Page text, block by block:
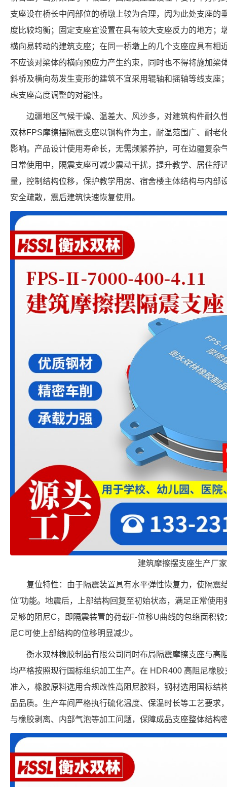
支座设在桥长中间部位的桥墩上较为合理，闶为此处支座的
度比较均衡；固定支座宜设置在具有较大支座反力的地方；
横向易转动的建筑支座；在同一桥墩上的几个支座应具有相
不应该对梁体的横向预应力产生约束，同时也不得将施加梁
斜桥及横向芴发生变形的建筑不宜采用辊轴和摇轴等线支座
虑支座高度调整的对能性。
边疆地区气候干燥、温差大、风沙多，对建筑构件耐久
双林FPS摩擦摆隔震支座以钢构件为主，耐温范围广、耐老
影响。产品设计使用寿命长，无需频繁养护，可在边疆复杂
日常使用中，隔震支座可减少震动干扰，提升教学、居住舒
量，控制结构位移，保护教学用房、宿舍楼主体结构与内部
安全疏散，震后建筑快速恢复使用。
建筑摩擦摆支座生产厂家
复位特性：由于隔震装置具有水平弹性恢复力，使隔震
位”功能。地震后，上部结构回复至初始状态，满足正常使
足够的阻尼C，即隔震装置的荷载F-位移U曲线的包络面积
尼C可使上部结构的位移明显减少。
衡水双林橡胶制品有限公司同时布局隔震摩擦支座与高
均严格按照现行国标组织加工生产。在 HDR400 高阻尼橡
准入，橡胶原料选用合规改性高阻尼胶料，钢材选用国标结
品品质。生产车间严格执行硫化温度、保温时长等工艺要求
与橡胶剥离、内部气泡等加工问题，保障成品支座整体结构